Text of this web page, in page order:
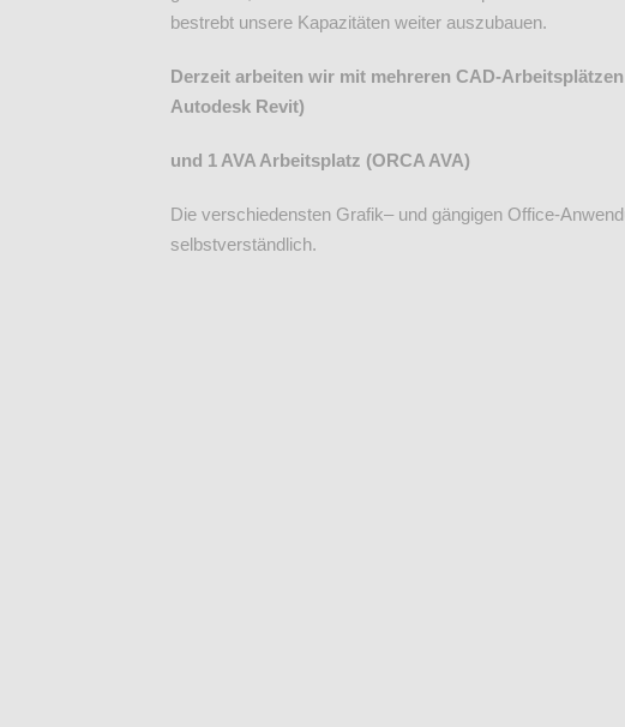
bestrebt unsere Kapazitäten weiter auszubauen.
Derzeit arbeiten wir mit mehreren CAD-
Autodesk Revit)
und 1 AVA Arbeitsplatz (ORCA AVA)
Die verschiedensten Grafik– und gängigen Office-
selbstverständlich.